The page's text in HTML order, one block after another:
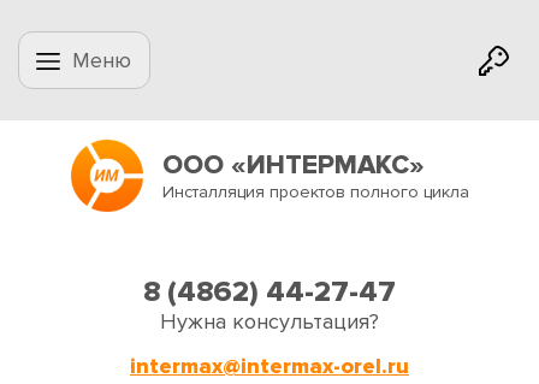
Меню
ООО «ИНТЕРМАКС»
Инсталляция проектов полного цикла
8 (4862) 44-27-47
Нужна консультация?
intermax@intermax-orel.ru